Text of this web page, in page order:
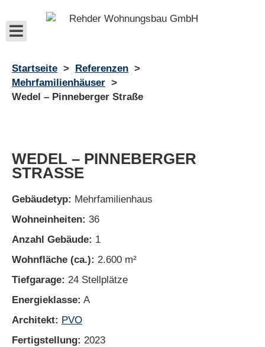
Startseite > Referenzen >
Mehrfamilienhäuser >
Wedel – Pinneberger Straße
WEDEL – PINNEBERGER
STRASSE
Gebäudetyp: Mehrfamilienhaus
Wohneinheiten: 36
Anzahl Gebäude: 1
Wohnfläche (ca.): 2.600 m²
Tiefgarage: 24 Stellplätze
Energieklasse: A
Architekt: PVO
Fertigstellung: 2023